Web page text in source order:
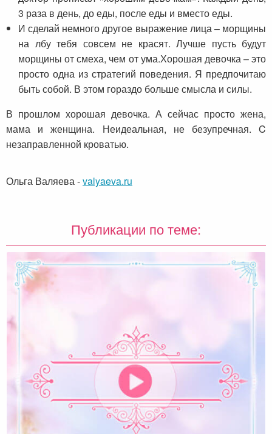
3 раза в день, до еды, после еды и вместо еды.
И сделай немного другое выражение лица – морщины
на лбу тебя совсем не красят. Лучше пусть будут
морщины от смеха, чем от ума.Хорошая девочка – это
просто одна из стратегий поведения. Я предпочитаю
быть собой. В этом гораздо больше смысла и силы.
В прошлом хорошая девочка. А сейчас просто жена,
мама и женщина. Неидеальная, не безупречная. C
незаправленной кроватью.
Ольга Валяева-valyaeva.ru
Публикации по теме: